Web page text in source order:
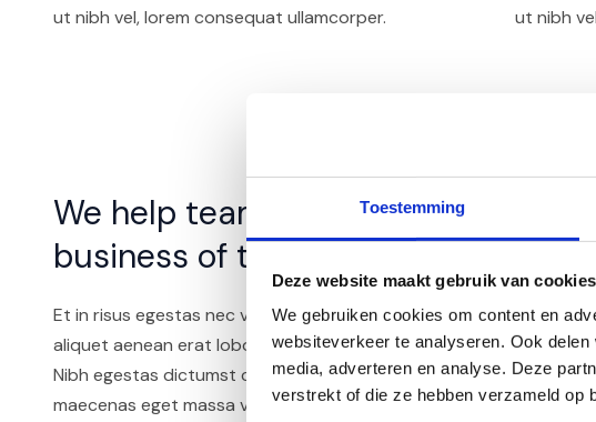
Toestemming
Deze website maakt gebruik van cookies
We gebruiken cookies om content en
websiteverkeer te analyseren. Ook
media, adverteren en analyse. Deze
verstrekt of die ze hebben verzameld op
ut nibh vel, lorem consequat ullamcorper.
ut nibh
We help teams build the
business of their dreams
Et in risus egestas nec vitae odio ac nibh vestibulum volutpat
aliquet aenean erat lobortis non.
Nibh egestas dictumst cursus est turpis quis tincidunt pulvinar
maecenas eget massa vel, ante nam blandit egestas enim id quis